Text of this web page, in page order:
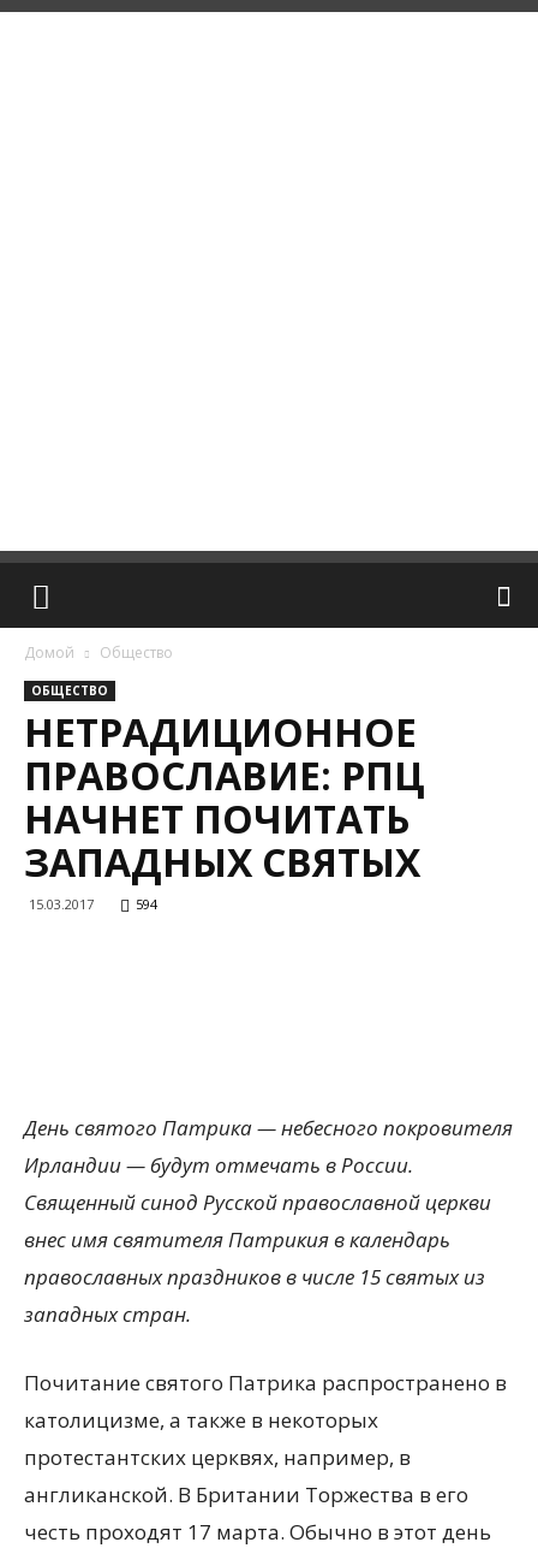
Домой Общество
ОБЩЕСТВО
НЕТРАДИЦИОННОЕ
ПРАВОСЛАВИЕ: РПЦ
НАЧНЕТ ПОЧИТАТЬ
ЗАПАДНЫХ СВЯТЫХ
15.03.2017 594
День святого Патрика — небесного покровителя
Ирландии — будут отмечать в России.
Священный синод Русской православной церкви
внес имя святителя Патрикия в календарь
православных праздников в числе 15 святых из
западных стран.
Почитание святого Патрика распространено в
католицизме, а также в некоторых
протестантских церквях, например, в
англиканской. В Британии Торжества в его
честь проходят 17 марта. Обычно в этот день